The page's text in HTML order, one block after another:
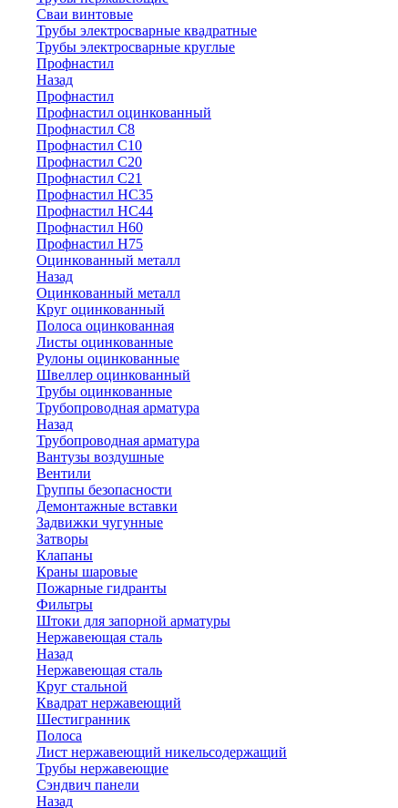
Сваи винтовые
Трубы электросварные квадратные
Трубы электросварные круглые
Профнастил
Назад
Профнастил
Профнастил оцинкованный
Профнастил С8
Профнастил С10
Профнастил С20
Профнастил С21
Профнастил НС35
Профнастил НС44
Профнастил Н60
Профнастил Н75
Оцинкованный металл
Назад
Оцинкованный металл
Круг оцинкованный
Полоса оцинкованная
Листы оцинкованные
Рулоны оцинкованные
Швеллер оцинкованный
Трубы оцинкованные
Трубопроводная арматура
Назад
Трубопроводная арматура
Вантузы воздушные
Вентили
Группы безопасности
Демонтажные вставки
Задвижки чугунные
Затворы
Клапаны
Краны шаровые
Пожарные гидранты
Фильтры
Штоки для запорной арматуры
Нержавеющая сталь
Назад
Нержавеющая сталь
Круг стальной
Квадрат нержавеющий
Шестигранник
Полоса
Лист нержавеющий никельсодержащий
Трубы нержавеющие
Сэндвич панели
Назад